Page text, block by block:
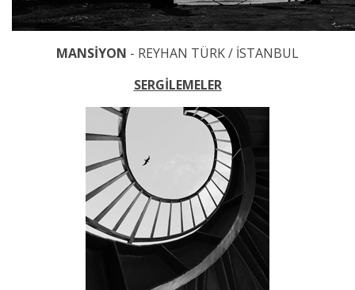
MANSİYON - REYHAN TÜRK / İSTANBUL
SERGİLEMELER